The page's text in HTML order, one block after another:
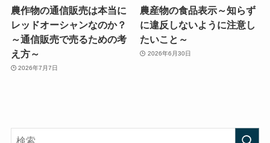
農作物の通信販売は本当に
レッドオーシャンなのか？
～通信販売で売るための考
え方～
2026年7月7日
農産物の食品表示～知らず
に違反しないように注意し
たいこと～
2026年6月30日